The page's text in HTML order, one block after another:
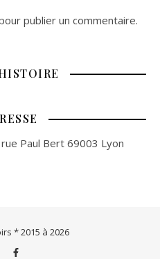
publier un commentaire.
Paul Bert 69003 Lyon
* 2015 à 2026